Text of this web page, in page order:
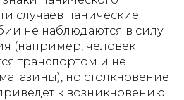
случаев панические
не наблюдаются в силу
(например, человек
транспортом и не
но столкновение
к возникновению